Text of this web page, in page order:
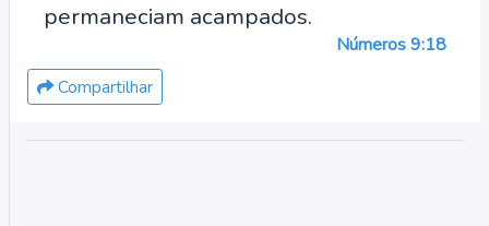
permaneciam acampados.
Números 9:18
Compartilhar